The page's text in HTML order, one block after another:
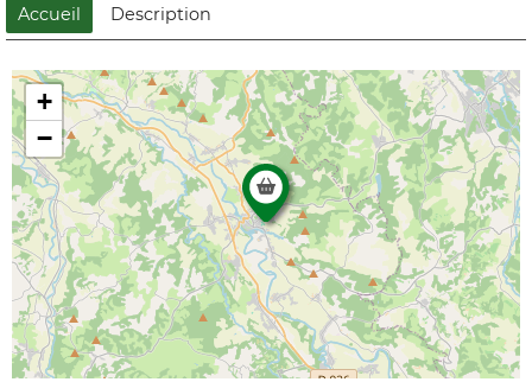
Accueil Description
+
−